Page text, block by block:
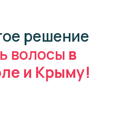
решение
волосы в
и Крыму!